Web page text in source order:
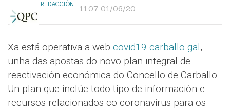
REDACCIÓN 11:07 01/06/20
Xa está operativa a web covid19.carballo.gal,
unha das apostas do novo plan integral de
reactivación económica do Concello de Carballo.
Un plan que inclúe todo tipo de información e
recursos relacionados co coronavirus para os